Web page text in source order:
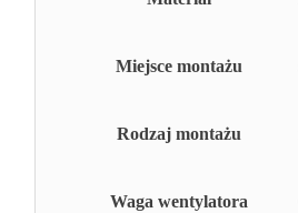
Miejsce montażu
Rodzaj montażu
Waga wentylatora